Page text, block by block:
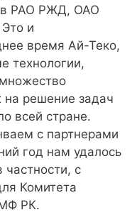
в РАО РЖД, ОАО
и
время Ай-Теко,
технологии,
на решение задач
всей стране.
с партнерами
год нам удалось
частности, с
Комитета
РК.